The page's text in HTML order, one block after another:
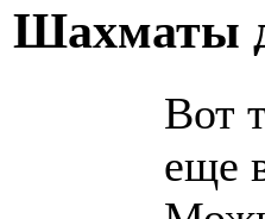
Шахматы
Вот
еще